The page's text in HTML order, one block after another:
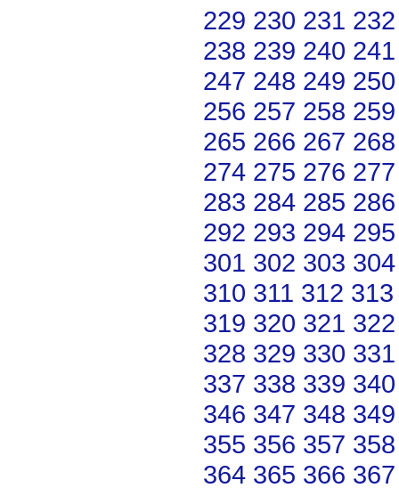
229 230 231 232
238 239 240 241
247 248 249 250
256 257 258 259
265 266 267 268
274 275 276 277
283 284 285 286
292 293 294 295
301 302 303 304
310 311 312 313
319 320 321 322
328 329 330 331
337 338 339 340
346 347 348 349
355 356 357 358
364 365 366 367